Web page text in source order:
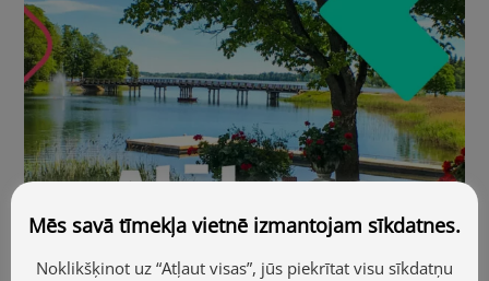
Mēs savā tīmekļa vietnē izmantojam sīkdatnes.
Noklikšķinot uz “Atļaut visas”, jūs piekrītat visu sīkdatņu